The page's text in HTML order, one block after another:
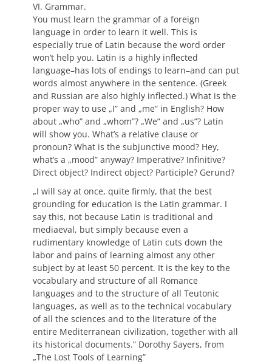
VI. Grammar.
You must learn the grammar of a foreign
language in order to learn it well. This is
especially true of Latin because the word order
won’t help you. Latin is a highly inflected
language–has lots of endings to learn–and can put
words almost anywhere in the sentence. (Greek
and Russian are also highly inflected.) What is the
proper way to use „I” and „me” in English? How
about „who” and „whom”? „We” and „us”? Latin
will show you. What’s a relative clause or
pronoun? What is the subjunctive mood? Hey,
what’s a „mood” anyway? Imperative? Infinitive?
Direct object? Indirect object? Participle? Gerund?
„I will say at once, quite firmly, that the best
grounding for education is the Latin grammar. I
say this, not because Latin is traditional and
mediaeval, but simply because even a
rudimentary knowledge of Latin cuts down the
labor and pains of learning almost any other
subject by at least 50 percent. It is the key to the
vocabulary and structure of all Romance
languages and to the structure of all Teutonic
languages, as well as to the technical vocabulary
of all the sciences and to the literature of the
entire Mediterranean civilization, together with all
its historical documents.” Dorothy Sayers, from
„The Lost Tools of Learning”